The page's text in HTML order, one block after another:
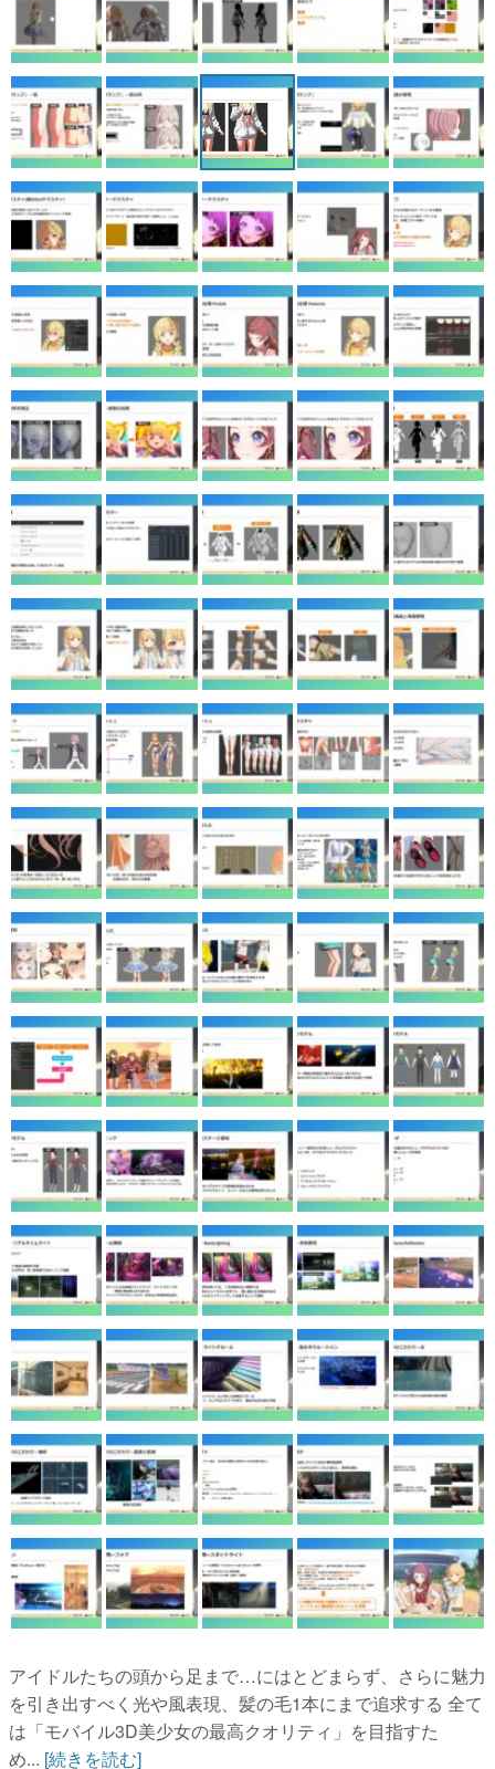
アイドルたちの頭から足まで…にはとどまらず、さらに魅力
を引き出すべく光や風表現、髪の毛1本にまで追求する 全て
は「モバイル3D美少女の最高クオリティ」を目指すた
め... [続きを読む]